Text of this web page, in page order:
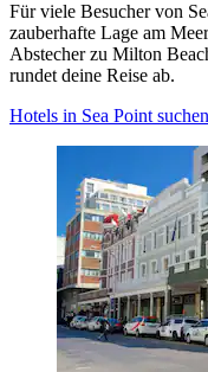
Für viele Besucher von
zauberhafte Lage am
Abstecher zu Milton
rundet deine Reise ab.
Hotels in Sea Point suchen